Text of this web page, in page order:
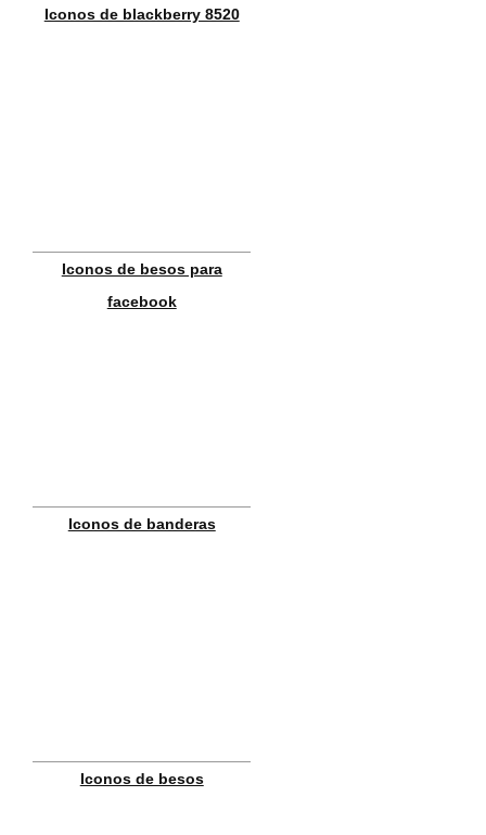
Iconos de blackberry 8520
Iconos de besos para
facebook
Iconos de banderas
Iconos de besos